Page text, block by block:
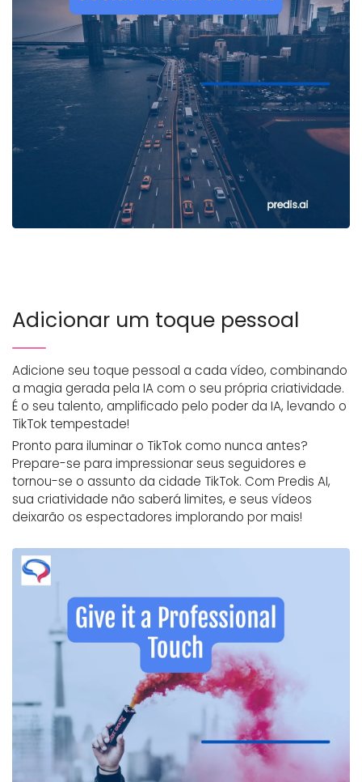
Adicionar um toque pessoal
Adicione seu toque pessoal a cada vídeo, combinando
a magia gerada pela IA com o seu própria criatividade.
É o seu talento, amplificado pelo poder da IA, levando o
TikTok tempestade!
Pronto para iluminar o TikTok como nunca antes?
Prepare-se para impressionar seus seguidores e
tornou-se o assunto da cidade TikTok. Com Predis AI,
sua criatividade não saberá limites, e seus vídeos
deixarão os espectadores implorando por mais!